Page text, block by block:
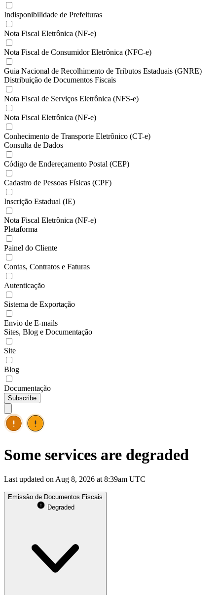
Indisponibilidade de Prefeituras
Nota Fiscal Eletrônica (NF-e)
Nota Fiscal de Consumidor Eletrônica (NFC-e)
Guia Nacional de Recolhimento de Tributos Estaduais (GNRE)
Distribuição de Documentos Fiscais
Nota Fiscal de Serviços Eletrônica (NFS-e)
Nota Fiscal Eletrônica (NF-e)
Conhecimento de Transporte Eletrônico (CT-e)
Consulta de Dados
Código de Endereçamento Postal (CEP)
Cadastro de Pessoas Físicas (CPF)
Inscrição Estadual (IE)
Nota Fiscal Eletrônica (NF-e)
Plataforma
Painel do Cliente
Contas, Contratos e Faturas
Autenticação
Sistema de Exportação
Envio de E-mails
Sites, Blog e Documentação
Site
Blog
Documentação
Subscribe
Some services are degraded
Last updated on Aug 8, 2026 at 8:39am UTC
Emissão de Documentos Fiscais
Degraded